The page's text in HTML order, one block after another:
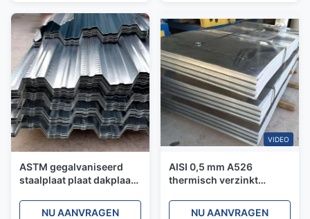
ASTM gegalvaniseerd
staalplaat plaat dakplaat
regelmatig spangle
NU AANVRAGEN
VIDEO
AISI 0,5 mm A526
thermisch verzinkt
sterkte zinklaag metaal
NU AANVRAGEN